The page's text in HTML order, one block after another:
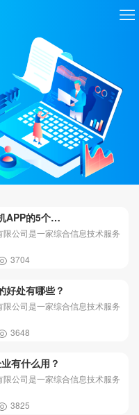
APP的5个…
公司是一家综合信息技术服务
3704
好处有哪些？
公司是一家综合信息技术服务
3648
有什么用？
公司是一家综合信息技术服务
3825